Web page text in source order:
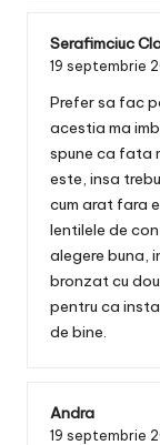
Serafimciuc
19 septembrie
Prefer sa fac
acestia ma
spune ca fata
este, insa
cum arat fara
lentilele de
alegere buna,
bronzat cu
pentru ca
de bine.
Andra
19 septembrie